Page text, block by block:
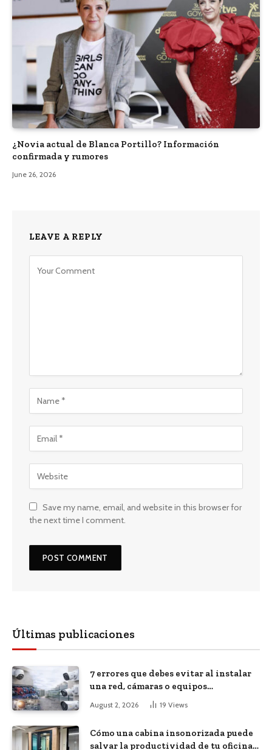
¿Novia actual de Blanca Portillo? Información
confirmada y rumores
June 26, 2026
LEAVE A REPLY
Save my name, email, and website in this browser for
the next time I comment.
Últimas publicaciones
7 errores que debes evitar al instalar
una red, cámaras o equipos
tecnológicos en una empresa
August 2, 2026 19 Views
Cómo una cabina insonorizada puede
salvar la productividad de tu oficina